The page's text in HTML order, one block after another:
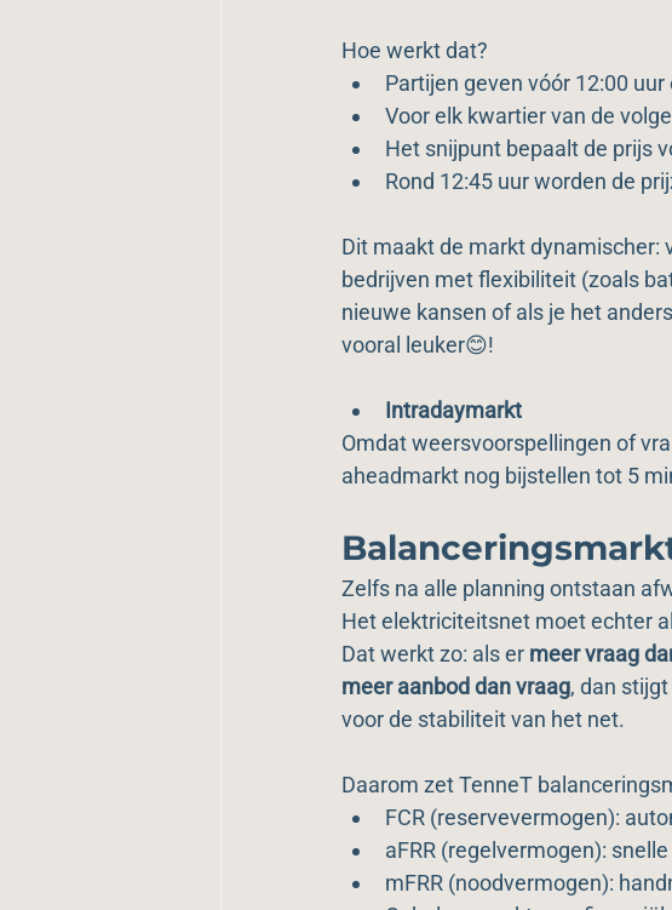
Hoe werkt dat?
Partijen geven vóór 12:00
Voor elk kwartier van de
Het snijpunt bepaalt de prijs
Rond 12:45 uur worden de
Dit maakt de markt dynamischer:
bedrijven met flexibiliteit (zoals
nieuwe kansen of als je het
vooral leuker😊!
Intradaymarkt
Omdat weersvoorspellingen of
aheadmarkt nog bijstellen tot 5
Zelfs na alle planning ontstaan
Het elektriciteitsnet moet echter
Dat werkt zo: als er meer vraag
meer aanbod dan vraag, dan
voor de stabiliteit van het net.
Daarom zet TenneT
FCR (reservevermogen):
aFRR (regelvermogen):
mFRR (noodvermogen):